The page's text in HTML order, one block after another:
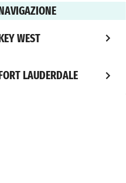
WEST
LAUDERDALE